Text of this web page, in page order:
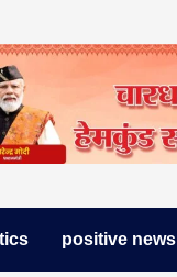
positive news